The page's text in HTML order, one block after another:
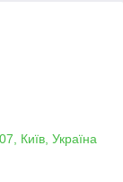
Київ, Україна